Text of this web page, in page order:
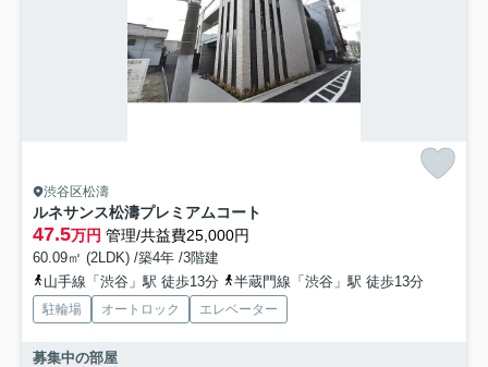
渋谷区松濤
ルネサンス松濤プレミアムコート
47.5万円 管理/共益費25,000円
60.09㎡ (2LDK) /築4年 /3階建
山手線「渋谷」駅 徒歩13分
半蔵門線「渋谷」駅 徒歩13分
駐輪場 オートロック エレベーター
募集中の部屋